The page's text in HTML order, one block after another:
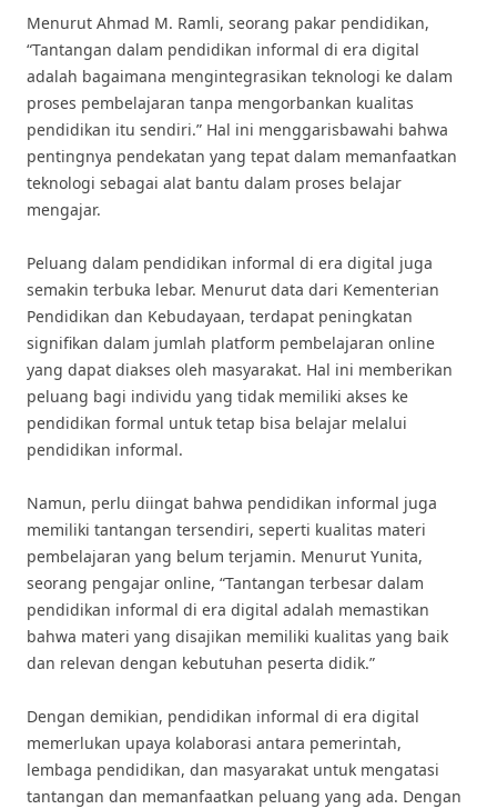
Menurut Ahmad M. Ramli, seorang pakar pendidikan,
“Tantangan dalam pendidikan informal di era digital
adalah bagaimana mengintegrasikan teknologi ke dalam
proses pembelajaran tanpa mengorbankan kualitas
pendidikan itu sendiri.” Hal ini menggarisbawahi bahwa
pentingnya pendekatan yang tepat dalam memanfaatkan
teknologi sebagai alat bantu dalam proses belajar
mengajar.
Peluang dalam pendidikan informal di era digital juga
semakin terbuka lebar. Menurut data dari Kementerian
Pendidikan dan Kebudayaan, terdapat peningkatan
signifikan dalam jumlah platform pembelajaran online
yang dapat diakses oleh masyarakat. Hal ini memberikan
peluang bagi individu yang tidak memiliki akses ke
pendidikan formal untuk tetap bisa belajar melalui
pendidikan informal.
Namun, perlu diingat bahwa pendidikan informal juga
memiliki tantangan tersendiri, seperti kualitas materi
pembelajaran yang belum terjamin. Menurut Yunita,
seorang pengajar online, “Tantangan terbesar dalam
pendidikan informal di era digital adalah memastikan
bahwa materi yang disajikan memiliki kualitas yang baik
dan relevan dengan kebutuhan peserta didik.”
Dengan demikian, pendidikan informal di era digital
memerlukan upaya kolaborasi antara pemerintah,
lembaga pendidikan, dan masyarakat untuk mengatasi
tantangan dan memanfaatkan peluang yang ada. Dengan